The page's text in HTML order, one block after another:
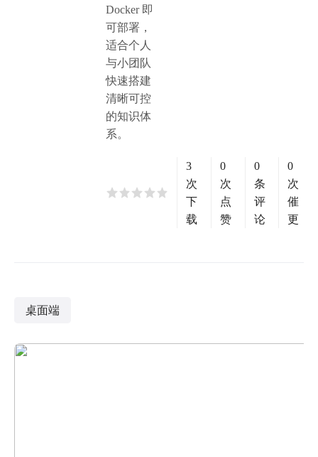
Docker 即
可部署，
适合个人
与小团队
快速搭建
清晰可控
的知识体
系。
3
次
下
载
0
次
点
赞
0
条
评
论
0
次
催
更
桌面端